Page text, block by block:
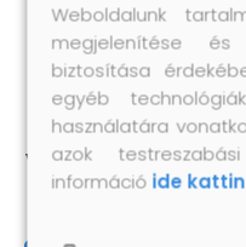
Ablakpárkányok 2 db
világosbarna 90x25x2 cm
tömör fa tölgyfa
Weboldalunk
megjelenítése
biztosítása
egyéb
használatára
azok
információ ide